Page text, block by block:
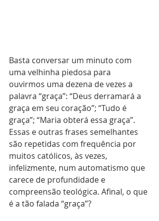
Basta conversar um minuto com
uma velhinha piedosa para
ouvirmos uma dezena de vezes a
palavra “graça”: “Deus derramará a
graça em seu coração”; “Tudo é
graça”; “Maria obterá essa graça”.
Essas e outras frases semelhantes
são repetidas com frequência por
muitos católicos, às vezes,
infelizmente, num automatismo que
carece de profundidade e
compreensão teológica. Afinal, o que
é a tão falada “graça”?